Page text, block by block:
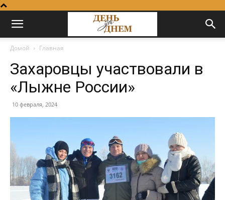
Домой Главная
Захаровцы участвовали в
«Лыжне России»
10 февраля, 2024